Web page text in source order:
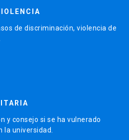
de discriminación, violencia de
y consejo si se ha vulnerado
la universidad.